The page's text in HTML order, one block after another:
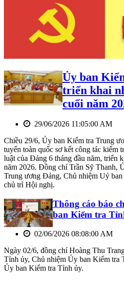
Ủy ban
triển khai
cuối năm
29/06/2026 11:05:00 AM
Chiều 29/6, Ủy ban Kiểm tra Trung
tuyến toàn quốc sơ kết công tác kiểm
luật của Đảng 6 tháng đầu năm, triển
năm 2026. Đồng chí Trần Sỹ Thanh,
Trung ương Đảng, Chủ nhiệm Uỷ
chủ trì Hội nghị.
Thông cáo báo
ban Kiểm tra
02/06/2026 08:08:00 AM
Ngày 02/6, đồng chí Hoàng Thu
Tỉnh ủy, Chủ nhiệm Ủy ban Kiểm tra
Ủy ban Kiểm tra Tỉnh ủy.